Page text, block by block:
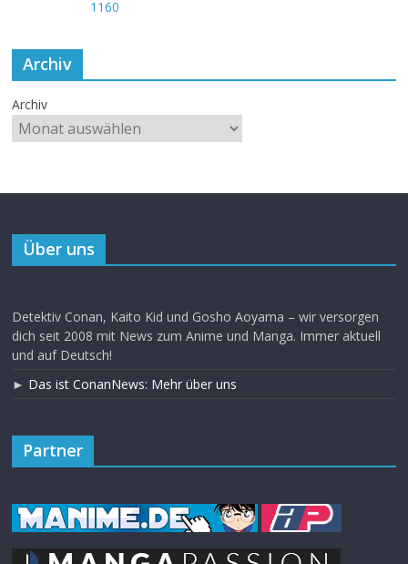
Archiv
Archiv
Über uns
Detektiv Conan, Kaito Kid und Gosho Aoyama – wir versorgen
dich seit 2008 mit News zum Anime und Manga. Immer aktuell
und auf Deutsch!
► Das ist ConanNews: Mehr über uns
Partner